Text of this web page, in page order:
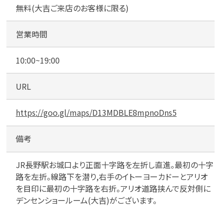
駐
場
無料(大吉ご来店のお客様に限る)
営業時間
10:00~19:00
URL
https://goo.gl/maps/D13MDBLE8mpnoDns5
備考
JR長野駅お城口より正面十字路を左折し直進。最初の十字
路を左折。線路下を潜り,右手のイトーヨーカドーとアリオ
を目印に最初の十字路を右折。アリオ道路挟んで反対側に
デンセンショールーム(大吉)がございます。